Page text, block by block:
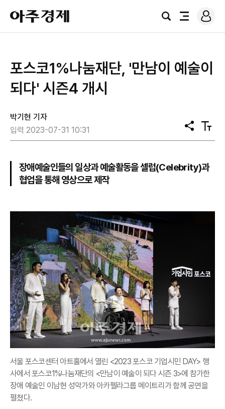
아
주
경
검
전
로
그
포스코1%나눔재단, '만남이 예술이
되다' 시즌4 개시
박기현 기자
입력 2023-07-31 10:31
공
유
텍
스
기
장애예술인들의 일상과 예술활동을 셀럽(Celebrity)과
협업을 통해 영상으로 제작
서울 포스코센터 아트홀에서 열린 <2023 포스코 기업시민 DAY> 행
사에서 포스코1%나눔재단의 <만남이 예술이 되다 시즌 3>에 참가한
장애 예술인 이남현 성악가와 아카펠라그룹 메이트리가 함께 공연을
펼쳤다.